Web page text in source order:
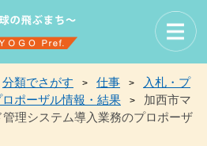
分類でさがす > 仕事 >
入札・プ
ロポーザル情報・結果 >
加西市マ
理システム導入業務のプロポーザ